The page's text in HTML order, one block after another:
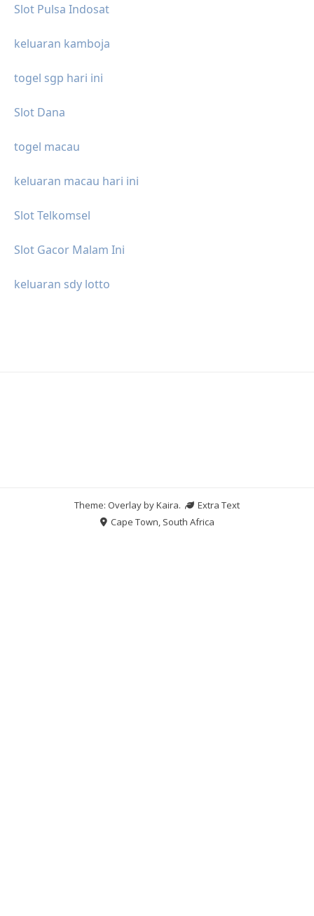
Slot Pulsa Indosat
keluaran kamboja
togel sgp hari ini
Slot Dana
togel macau
keluaran macau hari ini
Slot Telkomsel
Slot Gacor Malam Ini
keluaran sdy lotto
Theme: Overlay byKaira.
Extra Text
Cape Town, South Africa